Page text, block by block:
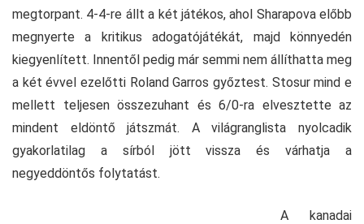
megtorpant. 4-4-re állt a két játékos, ahol Sharapova előbb
megnyerte a kritikus adogatójátékát, majd könnyedén
kiegyenlített. Innentől pedig már semmi nem állíthatta meg
a két évvel ezelőtti Roland Garros győztest. Stosur mind e
mellett teljesen összezuhant és 6/0-ra elvesztette az
mindent eldöntő játszmát. A világranglista nyolcadik
gyakorlatilag a sírból jött vissza és várhatja a
negyeddöntős folytatást.
A kanadai